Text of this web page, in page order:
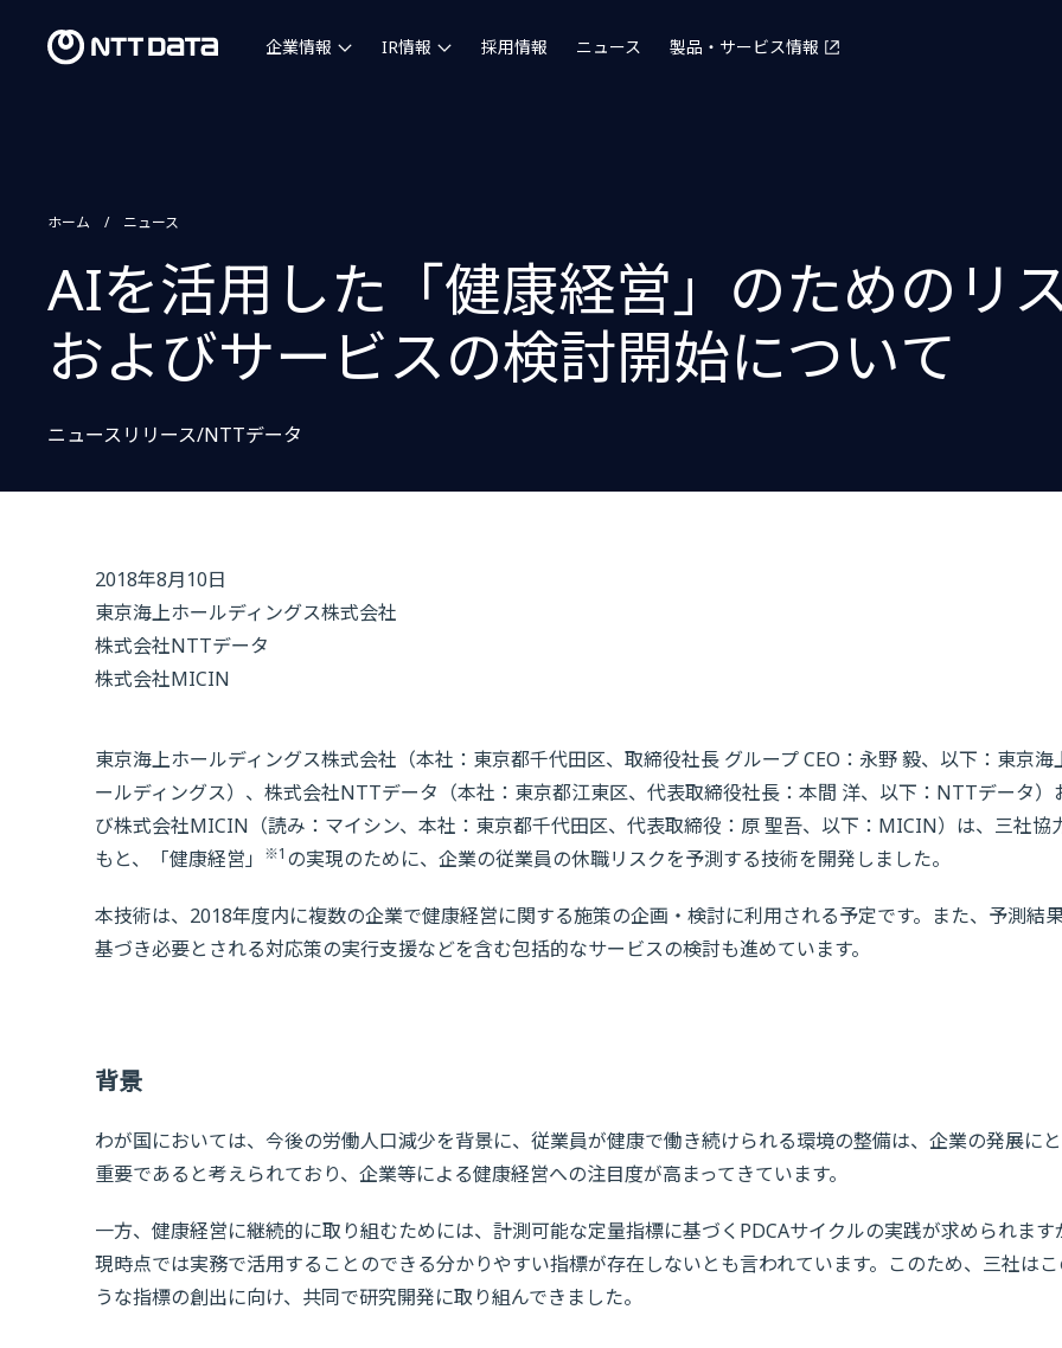
企業情報 IR情報 採用情報 ニュース 製品・サービス情報
ホーム ニュース
AIを活用した「健康経営」のためのリ
およびサービスの検討開始について
ニュースリリース/NTTデータ
2018年8月10日
東京海上ホールディングス株式会社
株式会社NTTデータ
株式会社MICIN
東京海上ホールディングス株式会社（本社：東京都千代田区、取締役社長 グループ CEO：永野 毅、以下：東京海
ールディングス）、株式会社NTTデータ（本社：東京都江東区、代表取締役社長：本間 洋、以下：NTTデータ）
び株式会社MICIN（読み：マイシン、本社：東京都千代田区、代表取締役：原 聖吾、以下：MICIN）は、三社協
もと、「健康経営」
※1 の実現のために、企業の従業員の休職リスクを予測する技術を開発しました。
本技術は、2018年度内に複数の企業で健康経営に関する施策の企画・検討に利用される予定です。また、予測結
基づき必要とされる対応策の実行支援などを含む包括的なサービスの検討も進めています。
背景
わが国においては、今後の労働人口減少を背景に、従業員が健康で働き続けられる環境の整備は、企業の発展に
重要であると考えられており、企業等による健康経営への注目度が高まってきています。
一方、健康経営に継続的に取り組むためには、計測可能な定量指標に基づくPDCAサイクルの実践が求められます
現時点では実務で活用することのできる分かりやすい指標が存在しないとも言われています。このため、三社はこ
うな指標の創出に向け、共同で研究開発に取り組んできました。